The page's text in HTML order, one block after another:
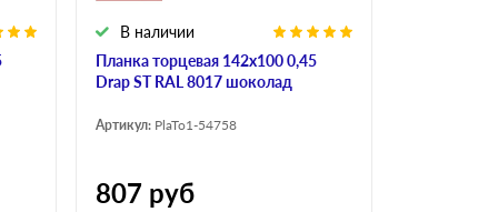
Планка торцевая 142х100 0,45
Drap ST RAL 8017 шоколад
В наличии
Артикул: PlaTo1-54758
807 руб